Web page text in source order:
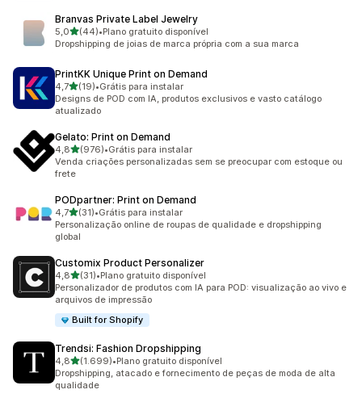
Branvas Private Label Jewelry
5,0de 5 estrelas
(44)
44 avaliações ao todo
•Plano gratuito disponível
Dropshipping de joias de marca própria com a sua marca
PrintKK Unique Print on Demand
4,7de 5 estrelas
(19)
19 avaliações ao todo
•Grátis para instalar
Designs de POD com IA, produtos exclusivos e vasto catálogo
atualizado
Gelato: Print on Demand
4,8de 5 estrelas
(976)
976 avaliações ao todo
•Grátis para instalar
Venda criações personalizadas sem se preocupar com estoque ou
frete
PODpartner: Print on Demand
4,7de 5 estrelas
(31)
31 avaliações ao todo
•Grátis para instalar
Personalização online de roupas de qualidade e dropshipping
global
Customix Product Personalizer
4,8de 5 estrelas
(31)
31 avaliações ao todo
•Plano gratuito disponível
Personalizador de produtos com IA para POD: visualização ao vivo e
arquivos de impressão
Built for Shopify
Trendsi: Fashion Dropshipping
4,8de 5 estrelas
(1.699)
1699 avaliações ao todo
•Plano gratuito disponível
Dropshipping, atacado e fornecimento de peças de moda de alta
qualidade